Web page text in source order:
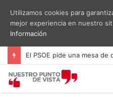
Utilizamos cookies para
mejor experiencia en nuestro
Información